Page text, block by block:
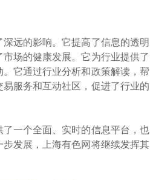
远的影响。它提高了信息的透明
场的健康发展。它为行业提供了
它通过行业分析和政策解读，帮
服务和互动社区，促进了行业的
一个全面、实时的信息平台，也
发展，上海有色网将继续发挥其